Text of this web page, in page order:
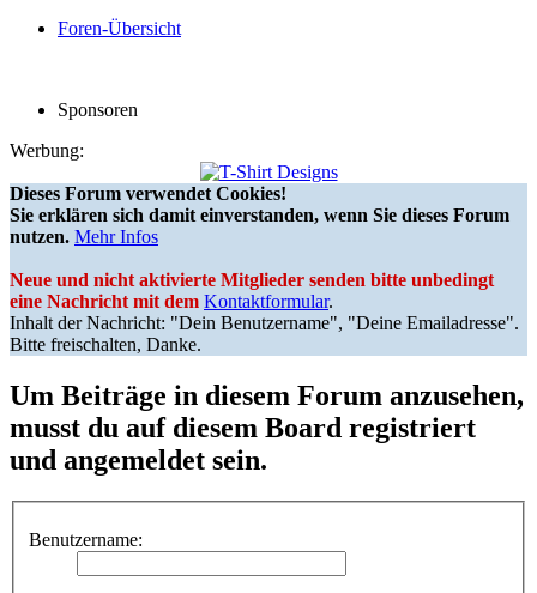
Foren-Übersicht
Sponsoren
Werbung:
Dieses Forum verwendet Cookies!
Sie erklären sich damit einverstanden, wenn Sie dieses Forum
nutzen. Mehr Infos
Neue und nicht aktivierte Mitglieder senden bitte unbedingt
eine Nachricht mit dem Kontaktformular.
Inhalt der Nachricht: "Dein Benutzername", "Deine Emailadresse".
Bitte freischalten, Danke.
Um Beiträge in diesem Forum anzusehen,
musst du auf diesem Board registriert
und angemeldet sein.
Benutzername: